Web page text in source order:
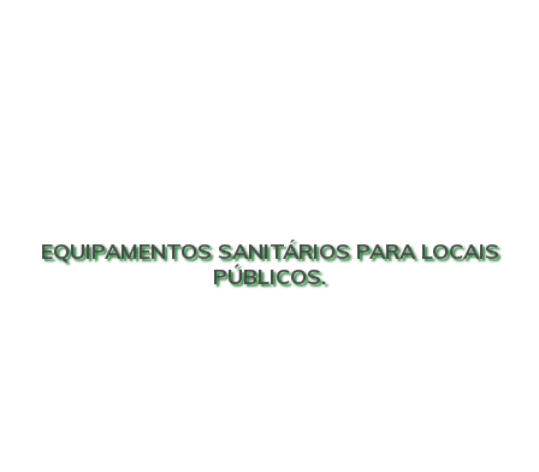
EQUIPAMENTOS SANITÁRIOS PARA LOCAIS
PÚBLICOS.